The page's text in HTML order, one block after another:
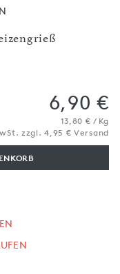
6,90 €
13,80 € / Kg
zzgl. 4,95 € Versand